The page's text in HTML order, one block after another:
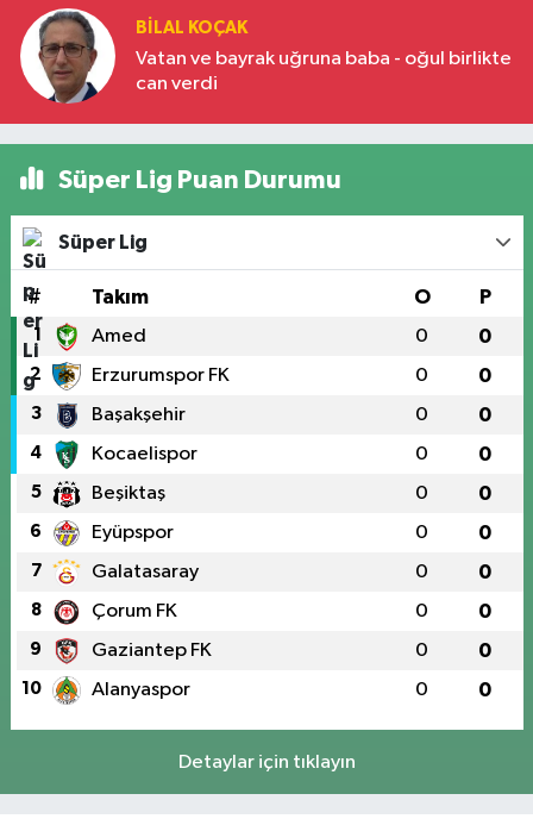
BILAL KOÇAK
Vatan ve bayrak uğruna baba - oğul birlikte
can verdi
Süper Lig Puan Durumu
Süper Lig
# Takım O P
1 Amed 0 0
2 Erzurumspor FK 0 0
3 Başakşehir 0 0
4 Kocaelispor 0 0
5 Beşiktaş 0 0
6 Eyüpspor 0 0
7 Galatasaray 0 0
8 Çorum FK 0 0
9 Gaziantep FK 0 0
10 Alanyaspor 0 0
Detaylar için tıklayın